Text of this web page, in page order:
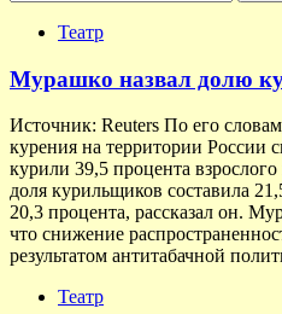
Театр
Мурашко назвал долю
Источник: Reuters По его
курения на территории России
курили 39,5 процента
доля курильщиков составила
20,3 процента, рассказал он.
что снижение
результатом антитабачной
Театр